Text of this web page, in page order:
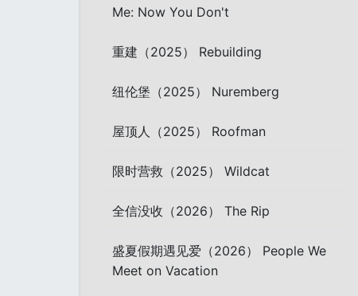
Me: Now You Don't
重建（2025） Rebuilding
纽伦堡（2025） Nuremberg
屋顶人（2025） Roofman
限时营救（2025） Wildcat
全信没收（2026） The Rip
盛夏假期遇见爱（2026） People We
Meet on Vacation